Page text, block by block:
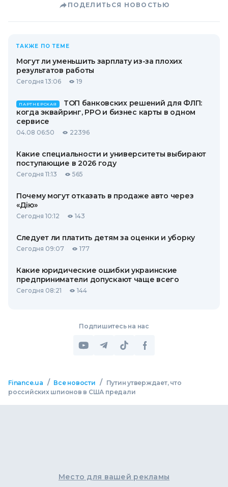
ПОДЕЛИТЬСЯ НОВОСТЬЮ
ТАКЖЕ ПО ТЕМЕ
Могут ли уменьшить зарплату из-за плохих
результатов работы
Сегодня 13:06 19
ПАРТНЕРСКАЯ
ТОП банковских решений для ФЛП:
когда эквайринг, РРО и бизнес карты в одном
сервисе
04.08 06:50 22396
Какие специальности и университеты выбирают
поступающие в 2026 году
Сегодня 11:13 565
Почему могут отказать в продаже авто через
«Дію»
Сегодня 10:12 143
Следует ли платить детям за оценки и уборку
Сегодня 09:07 177
Какие юридические ошибки украинские
предприниматели допускают чаще всего
Сегодня 08:21 144
Подпишитесь на нас
Finance.ua / Все новости /
Путин утверждает, что
российских шпионов в США предали
Место для вашей рекламы